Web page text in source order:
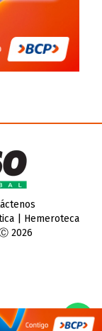
| Hemeroteca
2026